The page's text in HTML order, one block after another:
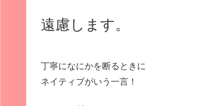
遠慮します。
丁寧になにかを断るときに
ネイティブがいう一言！